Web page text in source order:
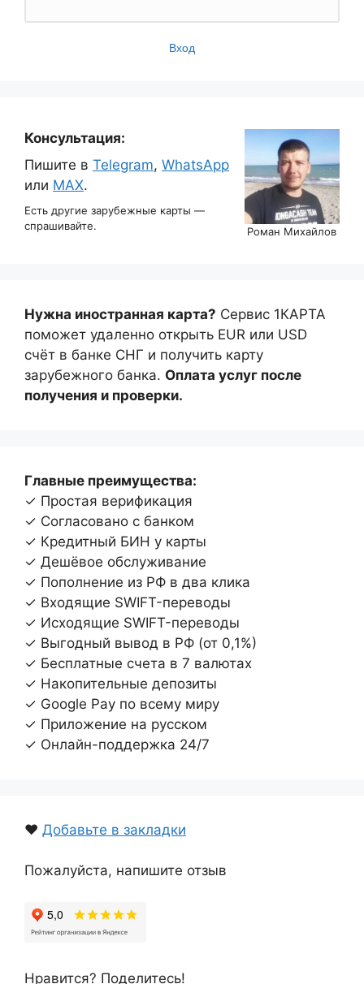
Вход
Консультация:
Пишите в Telegram, WhatsApp
или MAX.
Есть другие зарубежные карты —
спрашивайте.
Роман Михайлов
Нужна иностранная карта? Сервис 1КАРТА
поможет удаленно открыть EUR или USD
счёт в банке СНГ и получить карту
зарубежного банка. Оплата услуг после
получения и проверки.
Главные преимущества:
✓ Простая верификация
✓ Согласовано с банком
✓ Кредитный БИН у карты
✓ Дешёвое обслуживание
✓ Пополнение из РФ в два клика
✓ Входящие SWIFT-переводы
✓ Исходящие SWIFT-переводы
✓ Выгодный вывод в РФ (от 0,1%)
✓ Бесплатные счета в 7 валютах
✓ Накопительные депозиты
✓ Google Pay по всему миру
✓ Приложение на русском
✓ Онлайн-поддержка 24/7
❤️ Добавьте в закладки
Пожалуйста, напишите отзыв
Нравится? Поделитесь!